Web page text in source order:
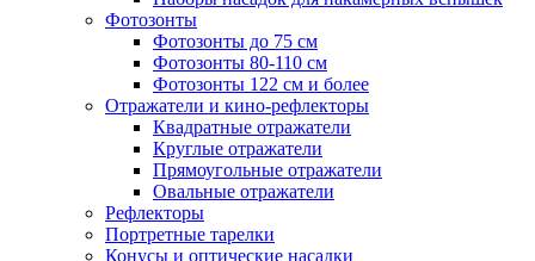
Фотозонты
Фотозонты до 75 см
Фотозонты 80-110 см
Фотозонты 122 см и более
Отражатели и кино-рефлекторы
Квадратные отражатели
Круглые отражатели
Прямоугольные отражатели
Овальные отражатели
Рефлекторы
Портретные тарелки
Конусы и оптические насадки